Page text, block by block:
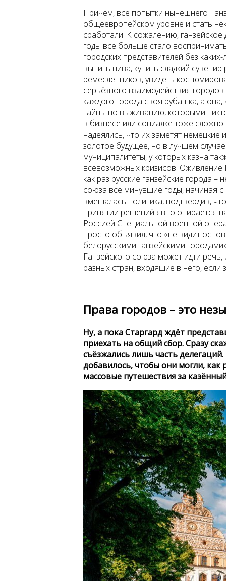
Причём, все попытки нынешнего
общеевропейском уровне и стать
сработали. К сожалению,
годы всё больше стало
городских представителей без
выпить пива, купить сладкий
ремесленников, увидеть
серьёзного взаимодействия городов
каждого города своя рубашка, а она,
тайны по выживанию, которыми
в бизнесе или социалке тоже
надеялись, что их заметят немецкие
золотое будущее, но в лучшем
муниципалитеты, у которых казна
всевозможных кризисов.
как раз русские ганзейские города
союза все минувшие годы, начиная
вмешалась политика, подтвердив,
принятии решений явно опирается
Россией Специальной военной
просто объявил, что «не видит
белорусскими ганзейскими
Ганзейского союза может идти
разных стран, входящие в него,
Права городов – это
Ну, а пока Старгард ждёт
приехать на общий сбор. Сразу
съёзжались лишь часть
добавилось, чтобы они могли, как
массовые путешествия за